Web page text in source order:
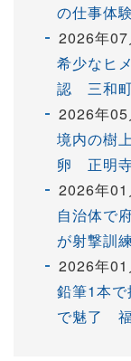
の仕事体
2026年07
希少なヒ
認 三和
2026年05
境内の樹
卵 正明寺
2026年01
自治体で
が射撃訓
2026年01
鉛筆1本
で魅了